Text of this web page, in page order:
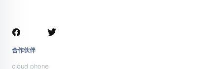
合作伙伴
cloud phone